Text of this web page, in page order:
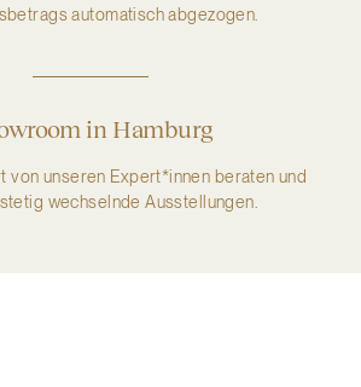
automatisch abgezogen.
in Hamburg
von unseren Expert*innen beraten und
wechselnde Ausstellungen.